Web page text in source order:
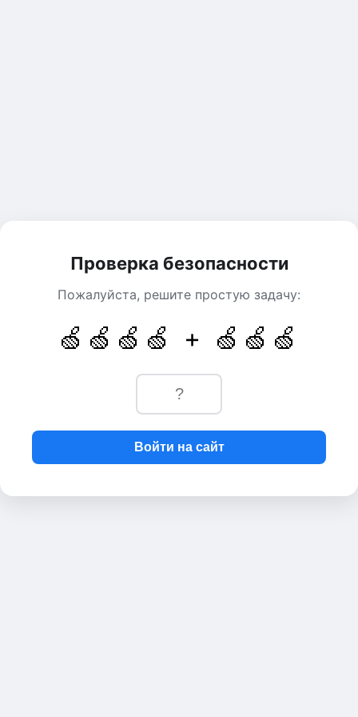
Проверка безопасности
Пожалуйста, решите простую задачу:
🍏🍏🍏🍏 + 🍏🍏🍏
Войти на сайт